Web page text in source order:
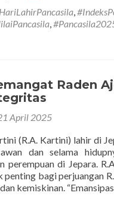
Lahir
Pancasila:
untuk
Penguatan
Nilai
Anti-
Korupsi
,
,
Raden
April 2025
(R.A. Kartini) lahir di
dan selama
perempuan di Jepara.
penting bagi perjuangan
kemiskinan.